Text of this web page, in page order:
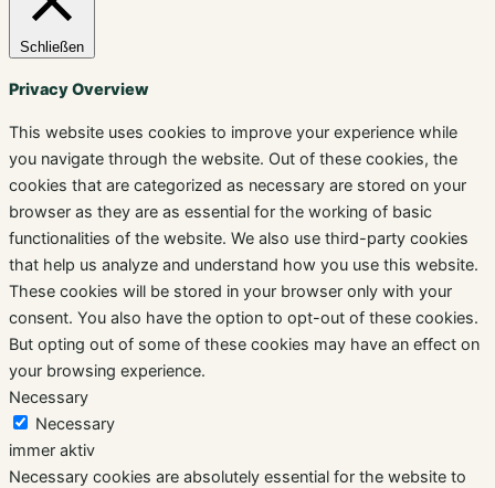
Schließen
Privacy Overview
This website uses cookies to improve your experience while
you navigate through the website. Out of these cookies, the
cookies that are categorized as necessary are stored on your
browser as they are as essential for the working of basic
functionalities of the website. We also use third-party cookies
that help us analyze and understand how you use this website.
These cookies will be stored in your browser only with your
consent. You also have the option to opt-out of these cookies.
But opting out of some of these cookies may have an effect on
your browsing experience.
Necessary
Necessary
immer aktiv
Necessary cookies are absolutely essential for the website to